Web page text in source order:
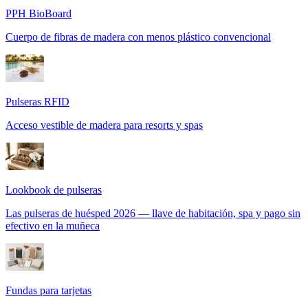
PPH BioBoard
Cuerpo de fibras de madera con menos plástico convencional
Pulseras RFID
Acceso vestible de madera para resorts y spas
Lookbook de pulseras
Las pulseras de huésped 2026 — llave de habitación, spa y pago sin
efectivo en la muñeca
Fundas para tarjetas